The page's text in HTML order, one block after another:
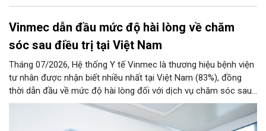
Vinmec dẫn đầu mức độ hài lòng về chăm
sóc sau điều trị tại Việt Nam
Tháng 07/2026, Hệ thống Y tế Vinmec là thương hiệu bệnh viện
tư nhân được nhận biết nhiều nhất tại Việt Nam (83%), đồng
thời dẫn đầu về mức độ hài lòng đối với dịch vụ chăm sóc sau
điều trị.